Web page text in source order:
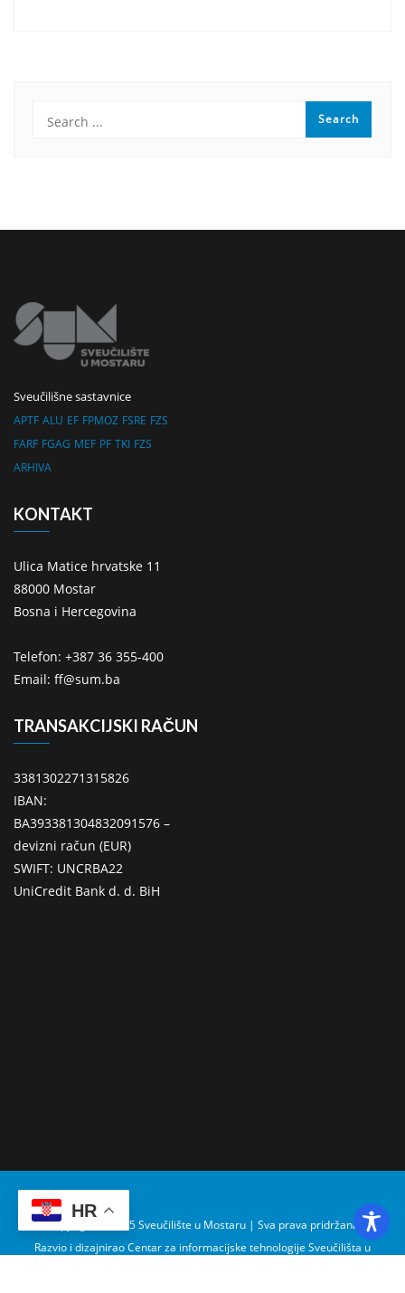
Sveučilišne sastavnice
APTF ALU EF FPMOZ FSRE FZS
FARF FGAG MEF PF TKI FZS
ARHIVA
KONTAKT
Ulica Matice hrvatske 11
88000 Mostar
Bosna i Hercegovina
Telefon: +387 36 355-400
Email: ff@sum.ba
TRANSAKCIJSKI RAČUN
3381302271315826
IBAN:
BA393381304832091576 –
devizni račun (EUR)
SWIFT: UNCRBA22
UniCredit Bank d. d. BiH
Copyright © 2025 Sveučilište u Mostaru | Sva prava pridržana
Razvio i dizajnirao Centar za informacijske tehnologije Sveučilišta u
HR